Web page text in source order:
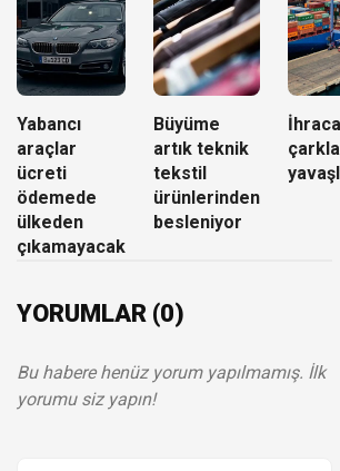
Yabancı
araçlar
ücreti
ödemede
ülkeden
çıkamayacak
Büyüme
artık teknik
tekstil
ürünlerinden
besleniyor
YORUMLAR (0)
Bu habere henüz yorum yapılmamış. İlk
yorumu siz yapın!